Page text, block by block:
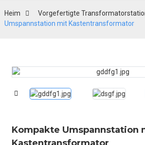
Heim Vorgefertigte
Umspannstation mit Kastentransformator
Kompakte Umspannstation
Kastentransformator